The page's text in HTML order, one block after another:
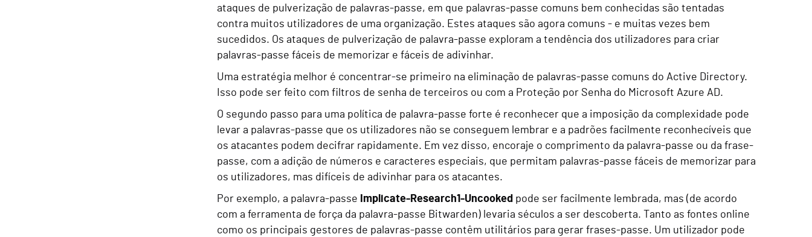
ataques de pulverização de palavras-passe, em que palavras-passe comuns bem conhecidas são tentadas
contra muitos utilizadores de uma organização. Estes ataques são agora comuns - e muitas vezes bem
sucedidos. Os ataques de pulverização de palavra-passe exploram a tendência dos utilizadores para criar
palavras-passe fáceis de memorizar e fáceis de adivinhar.
Uma estratégia melhor é concentrar-se primeiro na eliminação de palavras-passe comuns do Active Directory.
Isso pode ser feito com filtros de senha de terceiros ou com a Proteção por Senha do Microsoft Azure AD.
O segundo passo para uma política de palavra-passe forte é reconhecer que a imposição da complexidade pode
levar a palavras-passe que os utilizadores não se conseguem lembrar e a padrões facilmente reconhecíveis que
os atacantes podem decifrar rapidamente. Em vez disso, encoraje o comprimento da palavra-passe ou da frase-
passe, com a adição de números e caracteres especiais, que permitam palavras-passe fáceis de memorizar para
os utilizadores, mas difíceis de adivinhar para os atacantes.
Por exemplo, a palavra-passe
Implicate-Research1-Uncooked pode ser facilmente lembrada, mas (de acordo
com a ferramenta de força da palavra-passe Bitwarden) levaria séculos a ser descoberta. Tanto as fontes online
como os principais gestores de palavras-passe contêm utilitários para gerar frases-passe. Um utilizador pode